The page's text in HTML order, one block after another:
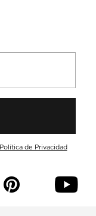
Política de Privacidad
p y